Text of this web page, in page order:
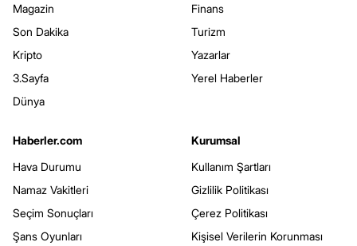
Magazin
Son Dakika
Kripto
3.Sayfa
Dünya
Finans
Turizm
Yazarlar
Yerel Haberler
Haberler.com
Hava Durumu
Namaz Vakitleri
Seçim Sonuçları
Şans Oyunları
Kurumsal
Kullanım Şartları
Gizlilik Politikası
Çerez Politikası
Kişisel Verilerin Korunması